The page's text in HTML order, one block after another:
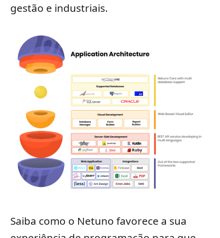
gestão e industriais.
Saiba como o Netuno favorece a sua